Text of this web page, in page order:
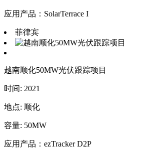
应用产品：SolarTerrace I
菲律宾
越南顺化50MW光伏跟踪项目
时间: 2021
地点: 顺化
容量: 50MW
应用产品：ezTracker D2P